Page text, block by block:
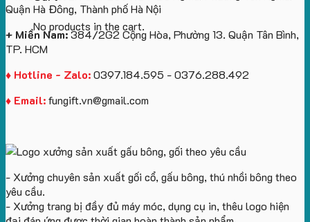
No products in the cart.
Quận Hà Đông, Thành phố Hà Nội
+ Miền Nam:384/2G2 Cộng Hòa, Phường 13. Quận Tân Bình,
TP. HCM
♦ Hotline - Zalo:0397.184.595 - 0376.288.492
♦ Email:fungift.vn@gmail.com
- Xưởng chuyên sản xuất gối cổ, gấu bông, thú nhồi bông theo
yêu cầu.
- Xưởng trang bị đầy đủ máy móc, dụng cụ in, thêu logo hiện